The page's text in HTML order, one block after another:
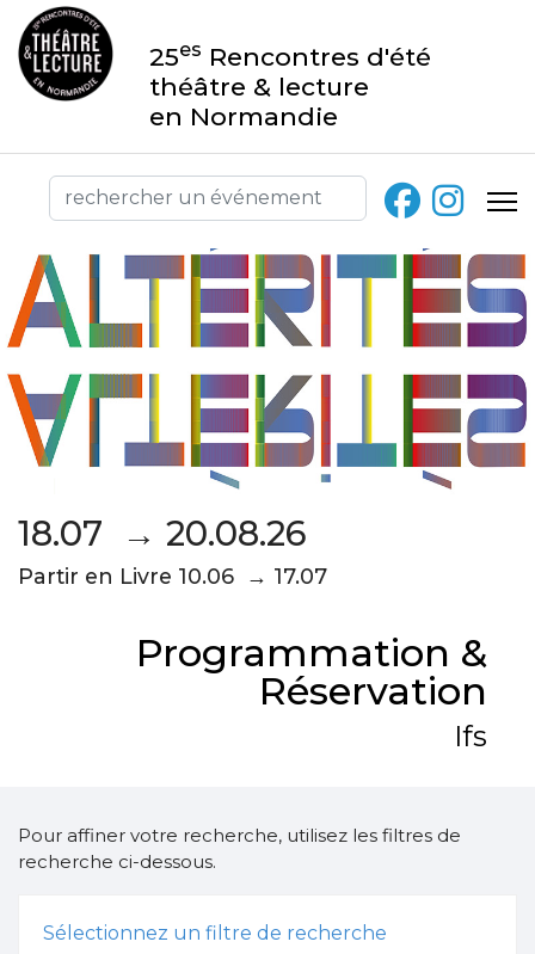
25es Rencontres d'été
théâtre & lecture
en Normandie
18.07 → 20.08.26
Partir en Livre 10.06 → 17.07
Programmation &
Réservation
Ifs
Pour affiner votre recherche, utilisez les filtres de
recherche ci-dessous.
Sélectionnez un filtre de recherche